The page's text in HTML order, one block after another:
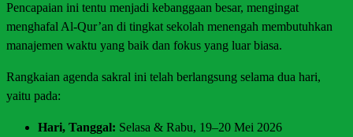
Pencapaian ini tentu menjadi kebanggaan besar, mengingat
menghafal Al-Qur’an di tingkat sekolah menengah membutuhkan
manajemen waktu yang baik dan fokus yang luar biasa.
Rangkaian agenda sakral ini telah berlangsung selama dua hari,
yaitu pada:
Hari, Tanggal: Selasa & Rabu, 19–20 Mei 2026